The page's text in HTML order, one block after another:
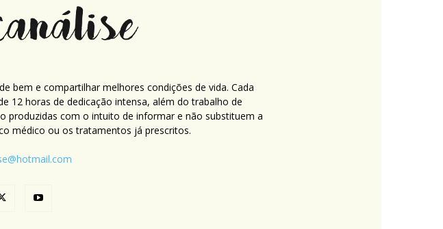
bem e compartilhar melhores condições de vida. Cada
12 horas de dedicação intensa, além do trabalho de
produzidas com o intuito de informar e não substituem a
médico ou os tratamentos já prescritos.